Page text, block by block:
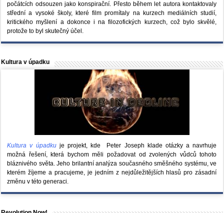
počátcích odsouzen jako konspirační. Přesto během let autora kontaktovaly
střední a vysoké školy, které film promítaly na kurzech mediálních studií,
kritického myšlení a dokonce i na filozofických kurzech, což bylo skvělé,
protože to byl skutečný účel.
Kultura v úpadku
Kultura v úpadkuje projekt, kde Peter Joseph klade otázky a navrhuje
možná řešení, která bychom měli požadovat od zvolených vůdců tohoto
bláznivého světa. Jeho brilantní analýza současného směšného systému, ve
kterém žíjeme a pracujeme, je jedním z nejdůležitějších hlasů pro zásadní
změnu v této generaci.